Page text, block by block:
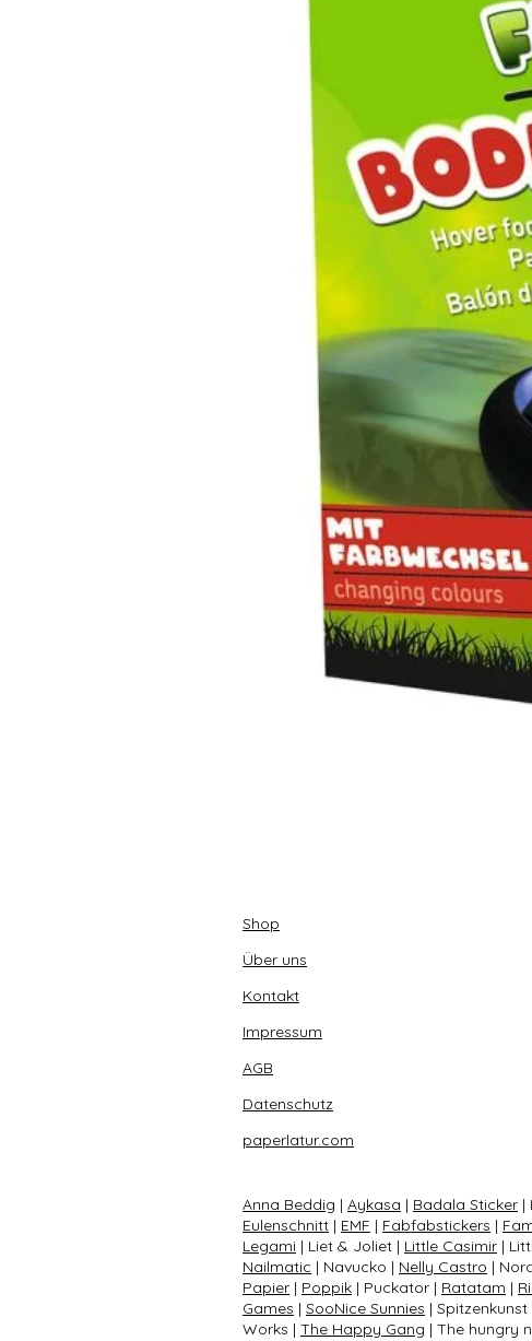
Shop
Über uns
Kontakt
Impressum
AGB
Datenschutz
paperlatur.com
Anna Beddig | Aykasa | Badala Sticker |
Eulenschnitt | EMF | Fabfabstickers |
Legami | Liet & Joliet | Little Casimir |
Nailmatic | Navucko | Nelly Castro |
Papier | Poppik | Puckator | Ratatam |
Games | SooNice Sunnies | Spitzenkunst
Works | The Happy Gang | The hungry